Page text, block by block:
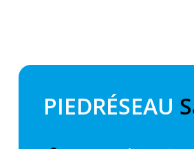
PIEDRÉSEAU